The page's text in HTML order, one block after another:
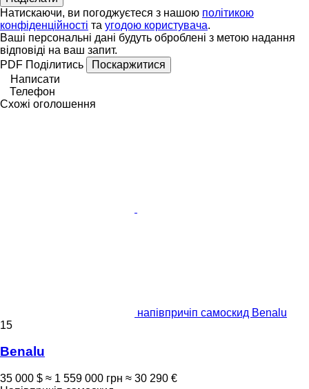
Натискаючи, ви погоджуєтеся з нашою політикою
конфіденційності та угодою користувача.
Ваші персональні дані будуть оброблені з метою надання
відповіді на ваш запит.
PDF Поділитись
Поскаржитися
Написати
Телефон
Схожі оголошення
напівпричіп самоскид Benalu
15
Benalu
35 000 $ ≈ 1 559 000 грн ≈ 30 290 €